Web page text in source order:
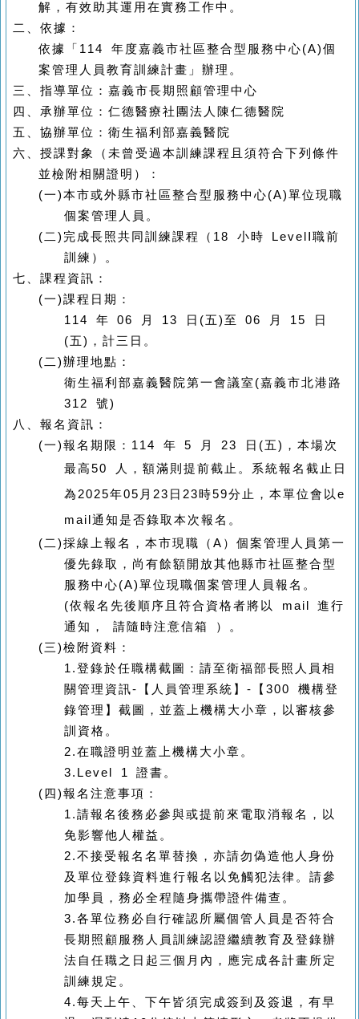
解，有效助其運用在實務工作中。
二、 依據：
依據「 114 年度嘉義市社區整合型服務中心(A)個
案管理人員教育訓練計畫」辦理。
三、 指導單位：嘉義市長期照顧管理中心
四、 承辦單位：仁德醫療社團法人陳仁德醫院
五、 協辦單位：衛生福利部嘉義醫院
六、 授課對象（未曾受過本訓練課程且須符合下列條件
並檢附相關證明）：
(一)本市或外縣市社區整合型服務中心(A)單位現職
個案管理人員。
(二) 完成長照共同訓練課程（ 18 小時 Level
Ⅰ職前
訓練）。
七、 課程資訊：
(一)課程日期：
114 年06 月 13 日 (五)至 06 月 15
日
(五) ，計三日。
(二)辦理地點：
衛生福利部嘉義醫院第一會議室 (嘉義市北港路
312 號)
八、 報名資訊：
(一)報名期限： 114 年5 月 23 日 (五) ，本場次
最高50 人，額滿則提前截止。系統報名截止日
為2025年05月23日23時59分止，本單位會以e
mail通知是否錄取本次報名。
(二)採線上報名，本市現職（ A ）個案管理人員第一
優先錄取，尚有餘額開放其他縣市社區整合型
服務中心(A)單位現職個案管理人員報名。
(依報名先後順序且符合資格者將以 mail進行
通知， 請隨時注意信箱 ）。
(三)檢附資料：
1.登錄於任職構截圖：請至衛福部長照人員相
關管理資訊- 【人員管理系統】 - 【 300 機構登
錄管理】截圖，並蓋上機構大小章，以審核參
訓資格。
2.在職證明並蓋上機構大小章。
3.Level 1證書。
(四)報名注意事項：
1.請報名後務必參與或提前來電取消報名，以
免影響他人權益。
2.不接受報名名單替換，亦請勿偽造他人身份
及單位登錄資料進行報名以免觸犯法律。請參
加學員，務必全程隨身攜帶證件備查。
3.各單位務必自行確認所屬個管人員是否符合
長期照顧服務人員訓練認證繼續教育及登錄辦
法自任職之日起三個月內，應完成各計畫所定
訓練規定。
4.每天上午、下午皆須完成簽到及簽退，有早